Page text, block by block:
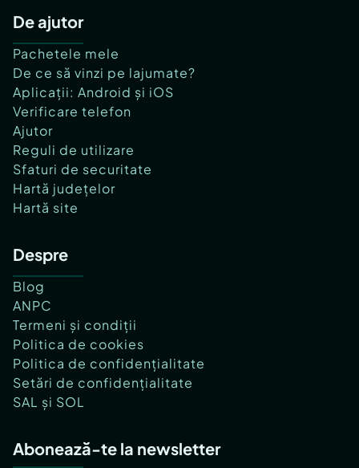
De ajutor
Pachetele mele
De ce să vinzi pe lajumate?
Aplicații: Android și iOS
Verificare telefon
Ajutor
Reguli de utilizare
Sfaturi de securitate
Hartă județelor
Hartă site
Despre
Blog
ANPC
Termeni și condiții
Politica de cookies
Politica de confidențialitate
Setări de confidențialitate
SAL și SOL
Abonează-te la newsletter